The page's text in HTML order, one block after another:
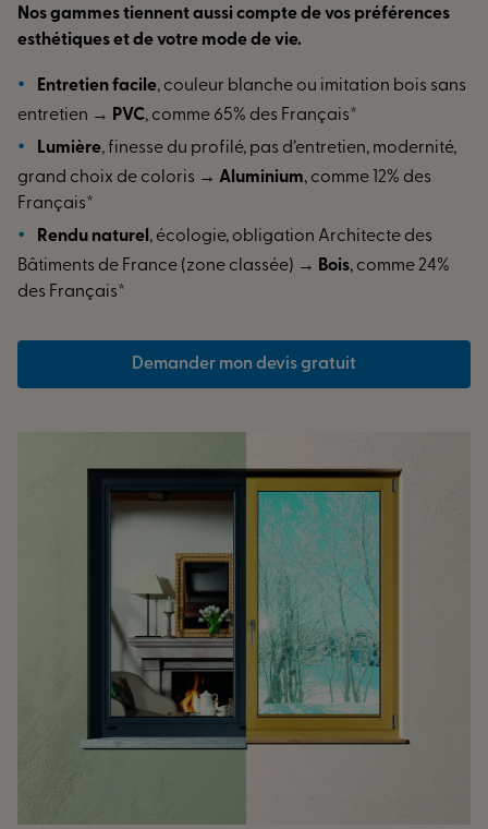
Nos gammes tiennent aussi compte de vos préférences
esthétiques et de votre mode de vie.
Entretien facile, couleur blanche ou imitation bois sans
entretien → PVC, comme 65% des Français*
Lumière, finesse du profilé, pas d’entretien, modernité,
grand choix de coloris → Aluminium, comme 12% des
Français*
Rendu naturel , écologie, obligation Architecte des
Bâtiments de France (zone classée) → Bois, comme 24%
des Français*
Demander mon devis gratuit